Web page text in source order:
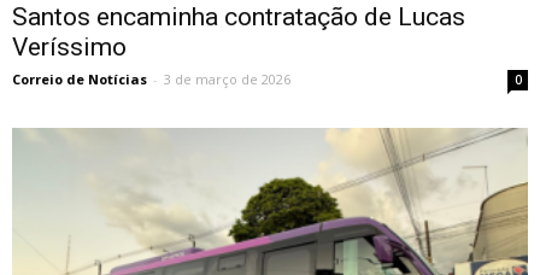
Santos encaminha contratação de Lucas
Veríssimo
Correio de Notícias - 3 de março de 2026 0